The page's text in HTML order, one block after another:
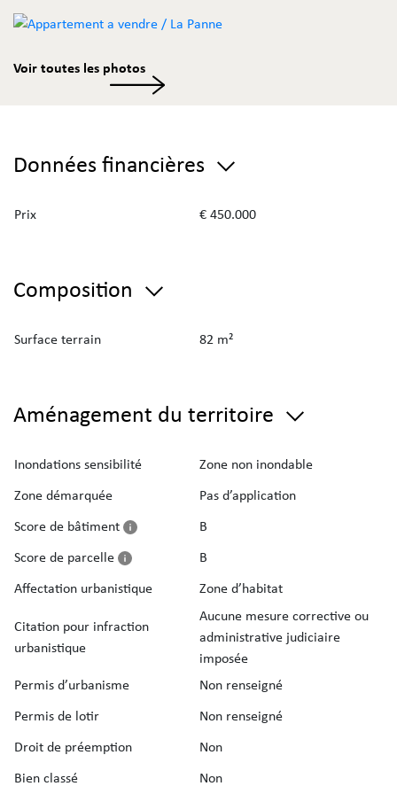
Voir toutes les photos
Données financières
Prix € 450.000
Composition
Surface terrain 82 m²
Aménagement du territoire
Inondations sensibilité
Zone non inondable
Zone démarquée
Pas d’application
Score de bâtiment
B
Score de parcelle
B
Affectation urbanistique
Zone d’habitat
Citation pour infraction
urbanistique
Aucune mesure corrective ou
administrative judiciaire
imposée
Permis d’urbanisme
Non renseigné
Permis de lotir
Non renseigné
Droit de préemption
Non
Bien classé
Non